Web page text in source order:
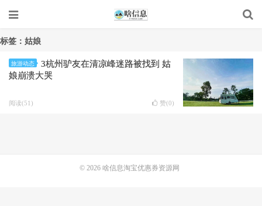
标签：姑娘
旅游动态
3杭州驴友在清凉峰迷路被找到 姑
娘崩溃大哭
阅读(51) 赞(0)
© 2026 啥信息淘宝优惠券资源网